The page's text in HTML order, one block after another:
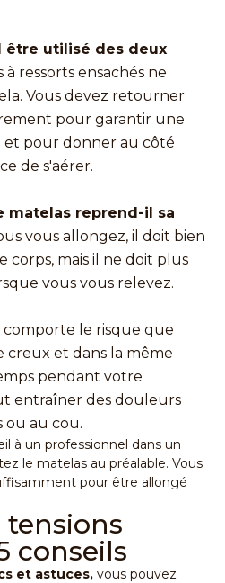
être utilisé des deux
à ressorts ensachés ne
Vous devez retourner
pour garantir une
pour donner au côté
de s'aérer.
matelas reprend-il sa
vous allongez, il doit bien
corps, mais il ne doit plus
vous vous relevez.
le risque que
creux et dans la même
pendant votre
entraîner des douleurs
ou au cou.
à un professionnel dans un
le matelas au préalable. Vous
pour être allongé
tensions
conseils
et astuces, vous pouvez